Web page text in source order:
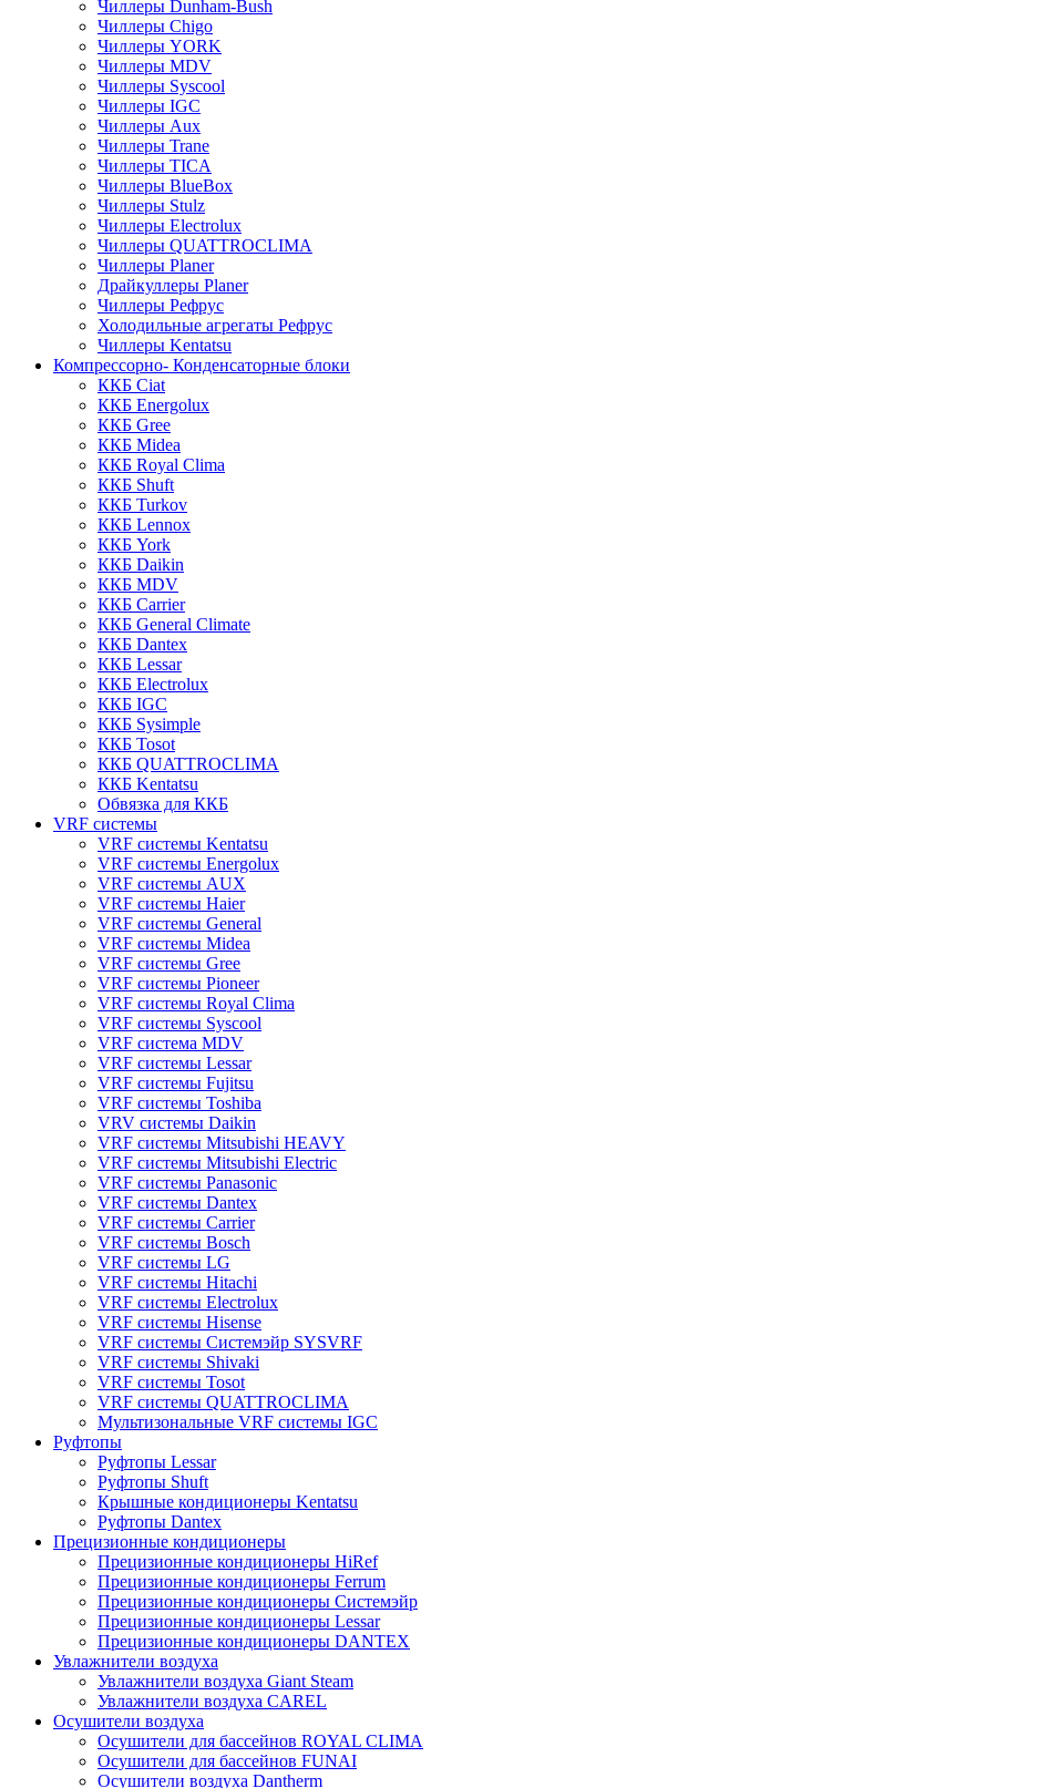
Чиллеры Dunham-Bush
Чиллеры Chigo
Чиллеры YORK
Чиллеры MDV
Чиллеры Syscool
Чиллеры IGC
Чиллеры Aux
Чиллеры Trane
Чиллеры TICA
Чиллеры BlueBox
Чиллеры Stulz
Чиллеры Electrolux
Чиллеры QUATTROCLIMA
Чиллеры Planer
Драйкуллеры Planer
Чиллеры Рефрус
Холодильные агрегаты Рефрус
Чиллеры Kentatsu
Компрессорно- Конденсаторные блоки
ККБ Ciat
ККБ Energolux
ККБ Gree
ККБ Midea
ККБ Royal Clima
ККБ Shuft
ККБ Turkov
ККБ Lennox
ККБ York
ККБ Daikin
ККБ MDV
ККБ Carrier
ККБ General Climate
ККБ Dantex
ККБ Lessar
ККБ Electrolux
ККБ IGC
ККБ Sysimple
ККБ Tosot
ККБ QUATTROCLIMA
ККБ Kentatsu
Обвязка для ККБ
VRF системы
VRF системы Kentatsu
VRF системы Energolux
VRF системы AUX
VRF системы Haier
VRF системы General
VRF системы Midea
VRF системы Gree
VRF системы Pioneer
VRF системы Royal Clima
VRF системы Syscool
VRF система MDV
VRF системы Lessar
VRF системы Fujitsu
VRF системы Toshiba
VRV системы Daikin
VRF системы Mitsubishi HEAVY
VRF системы Mitsubishi Electric
VRF системы Panasonic
VRF системы Dantex
VRF системы Carrier
VRF системы Bosch
VRF системы LG
VRF системы Hitachi
VRF системы Electrolux
VRF системы Hisense
VRF системы Системэйр SYSVRF
VRF системы Shivaki
VRF системы Tosot
VRF системы QUATTROCLIMA
Мультизональные VRF системы IGC
Руфтопы
Руфтопы Lessar
Руфтопы Shuft
Крышные кондиционеры Kentatsu
Руфтопы Dantex
Прецизионные кондиционеры
Прецизионные кондиционеры HiRef
Прецизионные кондиционеры Ferrum
Прецизионные кондиционеры Системэйр
Прецизионные кондиционеры Lessar
Прецизионные кондиционеры DANTEX
Увлажнители воздуха
Увлажнители воздуха Giant Steam
Увлажнители воздуха CAREL
Осушители воздуха
Осушители для бассейнов ROYAL CLIMA
Осушители для бассейнов FUNAI
Осушители воздуха Dantherm